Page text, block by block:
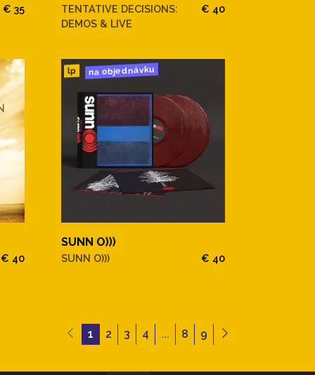
€ 35
TENTATIVE DECISIONS:
DEMOS & LIVE
€ 40
€ 40
lp na objednávku
SUNN O)))
SUNN O))) € 40
1 2 3 4 ... 8 9